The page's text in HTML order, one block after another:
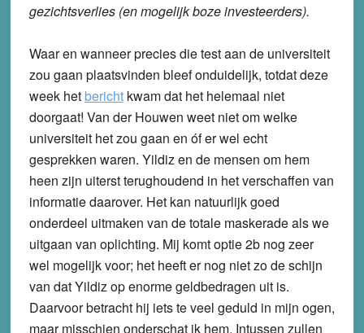
gezichtsverlies (en mogelijk boze investeerders).
Waar en wanneer precies die test aan de universiteit
zou gaan plaatsvinden bleef onduidelijk, totdat deze
week het berichtkwam dat het helemaal niet
doorgaat! Van der Houwen weet niet om welke
universiteit het zou gaan en óf er wel echt
gesprekken waren. Yildiz en de mensen om hem
heen zijn uiterst terughoudend in het verschaffen van
informatie daarover. Het kan natuurlijk goed
onderdeel uitmaken van de totale maskerade als we
uitgaan van oplichting. Mij komt optie 2b nog zeer
wel mogelijk voor; het heeft er nog niet zo de schijn
van dat Yildiz op enorme geldbedragen uit is.
Daarvoor betracht hij iets te veel geduld in mijn ogen,
maar misschien onderschat ik hem. Intussen zullen